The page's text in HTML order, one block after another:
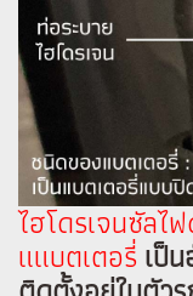
ไฮโดรเจนซัลไ
แแบตเตอรี่ เป็